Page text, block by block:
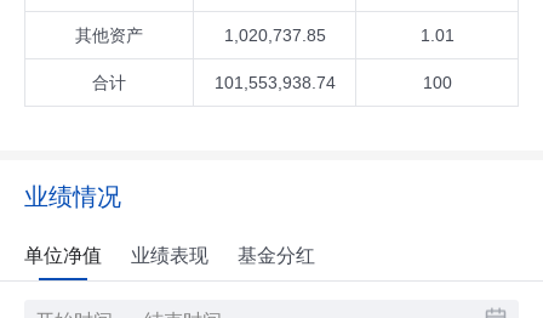
其他资产 1,020,737.85 1.01
合计 101,553,938.74 100
业绩情况
单位净值 业绩表现 基金分红